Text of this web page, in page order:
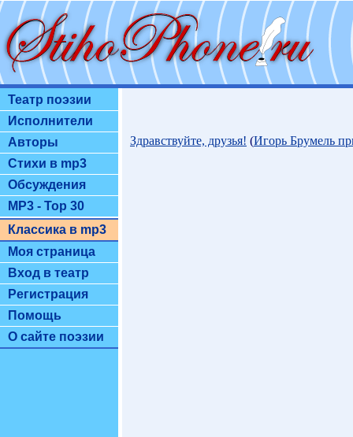
Театр поэзии
Исполнители
Авторы
Стихи в mp3
Обсуждения
MP3 - Top 30
Классика в mp3
Моя страница
Вход в театр
Регистрация
Помощь
О сайте поэзии
Здравствуйте, друзья! (Игорь Брумель